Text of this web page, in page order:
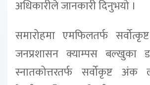
अधिकारीले जानकारी दिनुभयो ।
समारोहमा एमफिलतर्फ
जनप्रशासन क्याम्पस बल्खुका
स्नातकोत्तरतर्फ सर्वोकृष्ट